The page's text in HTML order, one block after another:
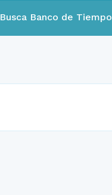
Busca Banco de Tiempo